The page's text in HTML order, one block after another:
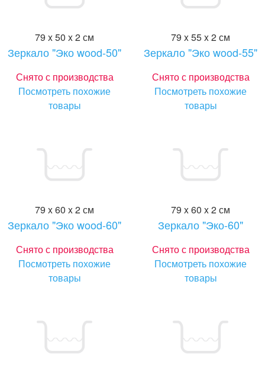
79 x 50 x 2 см
Зеркало "Эко wood-50"
Снято с производства
Посмотреть похожие
товары
79 x 55 x 2 см
Зеркало "Эко wood-55"
Снято с производства
Посмотреть похожие
товары
79 x 60 x 2 см
Зеркало "Эко wood-60"
Снято с производства
Посмотреть похожие
товары
79 x 60 x 2 см
Зеркало "Эко-60"
Снято с производства
Посмотреть похожие
товары